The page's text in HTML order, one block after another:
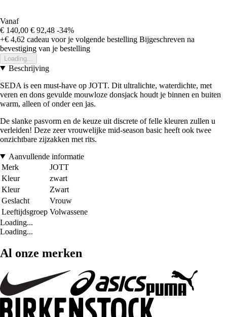
Vanaf
€ 140,00 € 92,48 -34%
+€ 4,62 cadeau voor je volgende bestelling Bijgeschreven na
bevestiging van je bestelling
Loading...
Beschrijving
SEDA is een must-have op JOTT. Dit ultralichte, waterdichte, met
veren en dons gevulde mouwloze donsjack houdt je binnen en buiten
warm, alleen of onder een jas.
De slanke pasvorm en de keuze uit discrete of felle kleuren zullen u
verleiden! Deze zeer vrouwelijke mid-season basic heeft ook twee
onzichtbare zijzakken met rits.
Aanvullende informatie
Merk
JOTT
Kleur
zwart
Kleur
Zwart
Geslacht
Vrouw
Leeftijdsgroep Volwassene
Loading...
Loading...
Al onze merken